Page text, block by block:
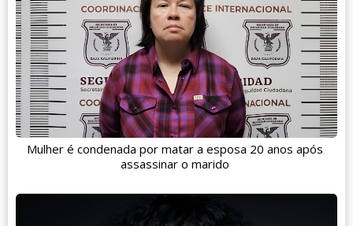
Mulher é condenada por matar a esposa 20 anos após
assassinar o marido